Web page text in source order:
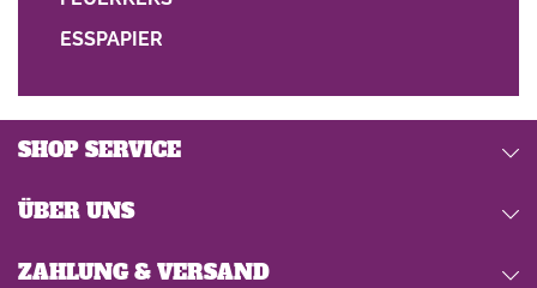
ESSPAPIER
SHOP SERVICE
ÜBER UNS
ZAHLUNG & VERSAND